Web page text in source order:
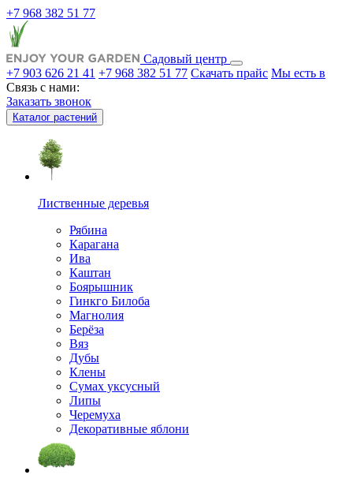
+7 968 382 51 77
Садовый центр
+7 903 626 21 41 +7 968 382 51 77 Скачать прайс Мы есть в
Связь с нами:
Заказать звонок
Каталог растений
Лиственные деревья
Рябина
Карагана
Ива
Каштан
Боярышник
Гинкго Билоба
Магнолия
Берёза
Вяз
Дубы
Клены
Сумах уксусный
Липы
Черемуха
Декоративные яблони